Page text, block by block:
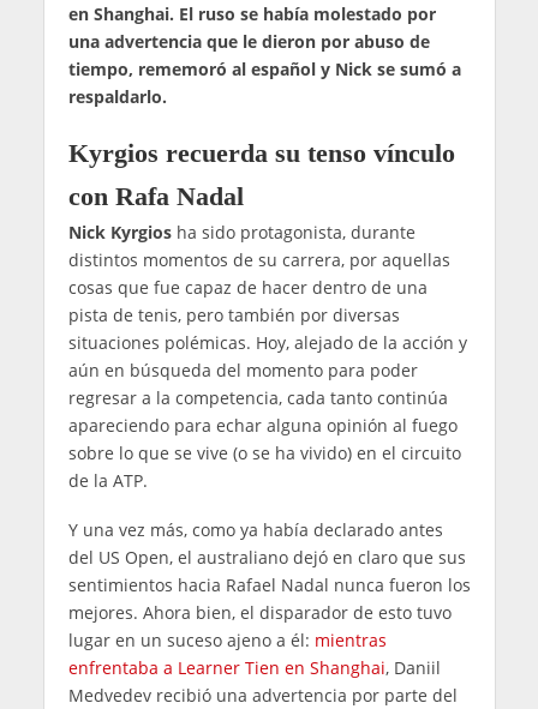
en Shanghai. El ruso se había molestado por
una advertencia que le dieron por abuso de
tiempo, rememoró al español y Nick se sumó a
respaldarlo.
Kyrgios recuerda su tenso vínculo
con Rafa Nadal
Nick Kyrgiosha sido protagonista, durante
distintos momentos de su carrera, por aquellas
cosas que fue capaz de hacer dentro de una
pista de tenis, pero también por diversas
situaciones polémicas. Hoy, alejado de la acción y
aún en búsqueda del momento para poder
regresar a la competencia, cada tanto continúa
apareciendo para echar alguna opinión al fuego
sobre lo que se vive (o se ha vivido) en el circuito
de la ATP.
Y una vez más, como ya había declarado antes
del US Open, el australiano dejó en claro que sus
sentimientos hacia Rafael Nadal nunca fueron los
mejores. Ahora bien, el disparador de esto tuvo
lugar en un suceso ajeno a él: mientras
enfrentaba a Learner Tien en Shanghai, Daniil
Medvedev recibió una advertencia por parte del